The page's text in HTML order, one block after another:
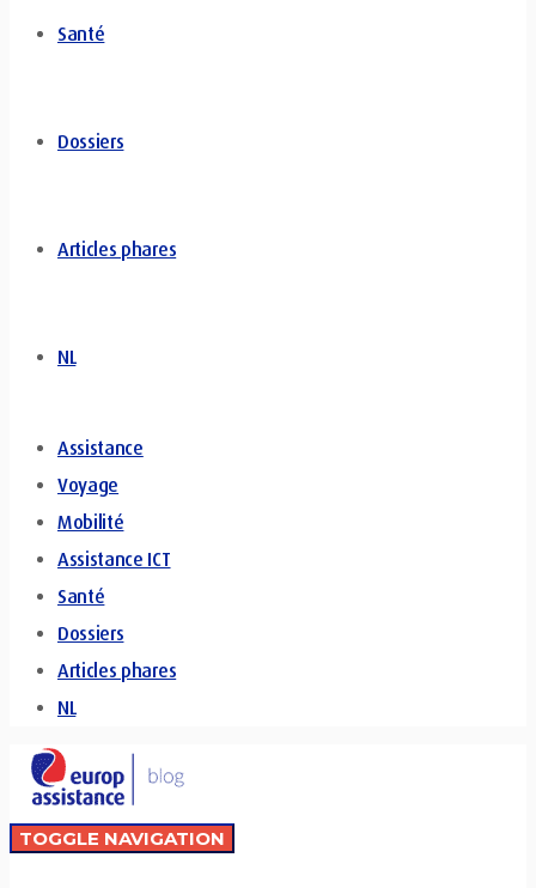
Santé
Dossiers
Articles phares
NL
Assistance
Voyage
Mobilité
Assistance ICT
Santé
Dossiers
Articles phares
NL
TOGGLE NAVIGATION